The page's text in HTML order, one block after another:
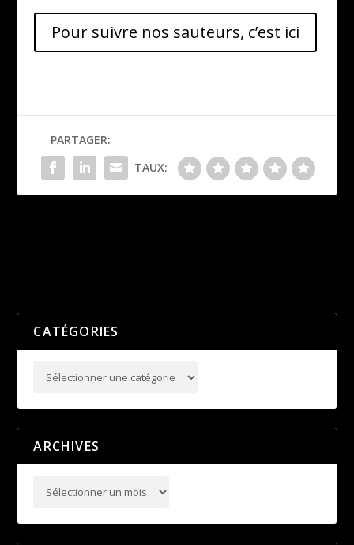
Pour suivre nos sauteurs, c’est ici
PARTAGER:
TAUX:
CATÉGORIES
ARCHIVES